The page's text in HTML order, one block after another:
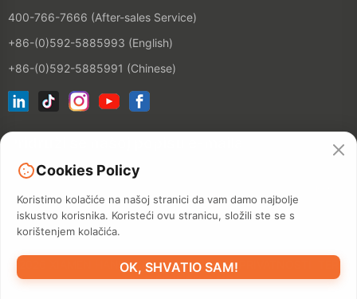
400-766-7666 (After-sales Service)
+86-(0)592-5885993 (English)
+86-(0)592-5885991 (Chinese)
©2026 XIAMEN HANIN CO., LTD.POLITIKA PRIVATNOSTI
TERM
UPOTREBE SITEMAP
Cookies Policy
Koristimo kolačiće na našoj stranici da vam damo najbolje
iskustvo korisnika. Koristeći ovu stranicu, složili ste se s
korištenjem kolačića.
OK, SHVATIO SAM!